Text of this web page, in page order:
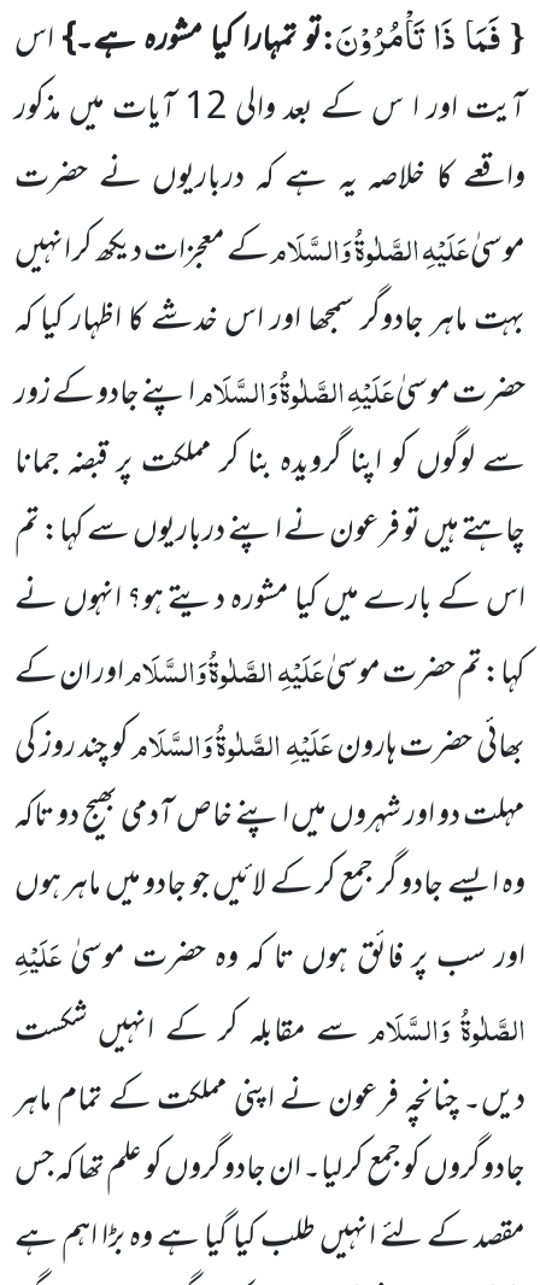
{فَمَا ذَا تَاْمُرُوْنَ:تو تمہارا کیا مشورہ ہے۔}اس
آیت اور ا س کے بعد والی12آیات میں مذکور
واقعے کا خلاصہ یہ ہےکہ درباریوں نے حضرت
موسیٰعَلَیْہِ الصَّلٰوۃُ وَالسَّلَامکے معجزات دیکھ کر انہیں
بہت ماہر جادوگر سمجھا اور اس خدشے کا اظہارکیا کہ
حضرت موسیٰعَلَیْہِ الصَّلٰوۃُ وَالسَّلَاماپنے جادو کے زور
سے لوگوں کو اپنا گرویدہ بنا کر مملکت پر قبضہ جمانا
چاہتے ہیں تو فرعون نے اپنے درباریوں سے کہا: تم
اس کے بارے میں کیا مشورہ دیتے ہو؟ انہوں نے
کہا: تم حضرت موسیٰعَلَیْہِ الصَّلٰوۃُ وَالسَّلَاماور ان کے
بھائی حضرت ہارونعَلَیْہِ الصَّلٰوۃُ وَالسَّلَامکو چند روز کی
مہلت دو اور شہروں میں اپنے خاص آدمی بھیج دو تاکہ
وہ ایسے جادو گر جمع کر کے لائیں جو جادو میں ماہر ہوں
اور سب پر فائق ہوں تا کہ وہ حضرت موسیٰعَلَیْہِ
الصَّلٰوۃُ وَالسَّلَامسے مقابلہ کر کے انہیں شکست
دیں۔ چنانچہ فرعون نے اپنی مملکت کے تمام ماہر
جادو گروں کو جمع کر لیا۔ ان جادو گروں کو علم تھا کہ جس
مقصد کے لئے انہیں طلب کیا گیا ہے وہ بڑا اہم ہے